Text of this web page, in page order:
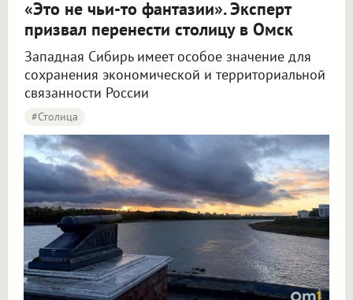
«Это не чьи-то фантазии». Эксперт
призвал перенести столицу в Омск
Западная Сибирь имеет особое значение для
сохранения экономической и территориальной
связанности России
#столица